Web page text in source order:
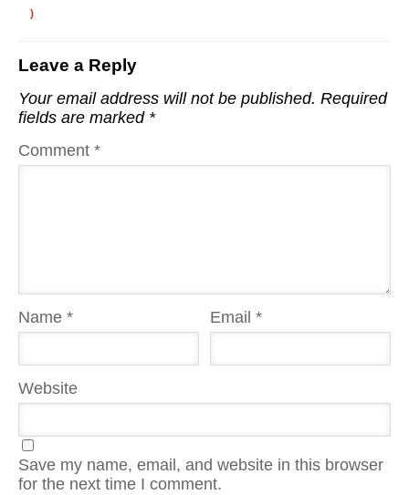
)
Leave a Reply
Your email address will not be published. Required
fields are marked *
Comment *
Name * Email*
Website
Save my name, email, and website in this browser
for the next time I comment.